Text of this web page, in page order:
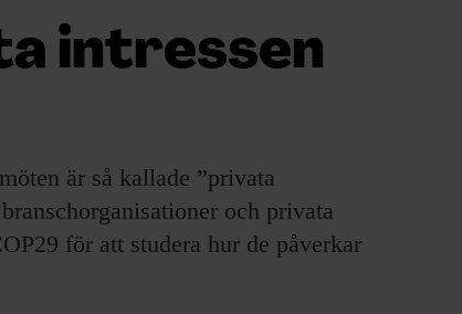
intressen
är så kallade ”privata
och privata
för att studera hur de påverkar